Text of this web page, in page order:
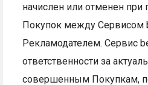
начислен или отменен
Покупок между Сервисом
Рекламодателем. Сервис
ответственности за
совершенным Покупкам,